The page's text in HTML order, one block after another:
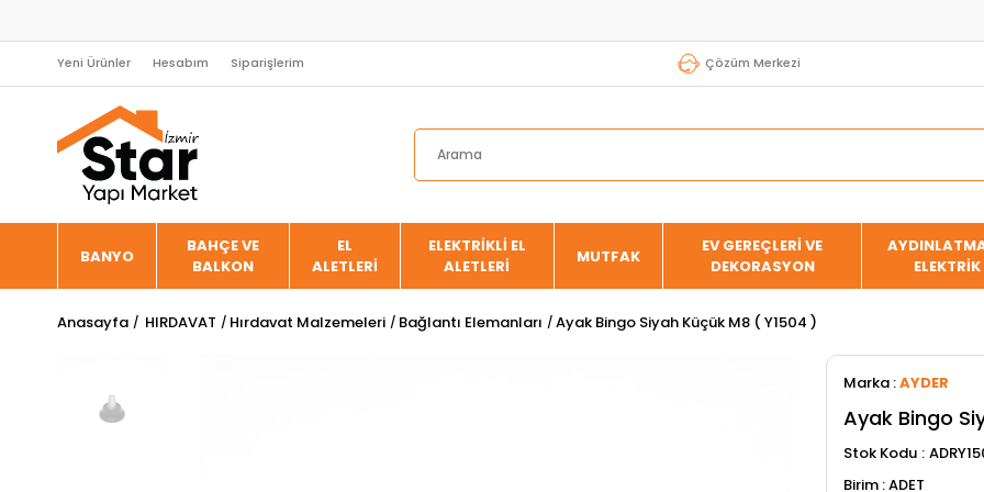
Yeni Ürünler Hesabım Siparişlerim Çözüm Merkezi
BANYO
BAHÇE VE
BALKON
EL
ALETLERİ
ELEKTRİKLİ EL
ALETLERİ
MUTFAK
EV GEREÇLERİ VE
DEKORASYON
ELEKTRİK
Anasayfa HIRDAVAT Hırdavat Malzemeleri Bağlantı Elemanları Ayak Bingo Siyah Küçük M8 ( Y1504 )
Marka :AYDER
Ayak Bingo
Stok Kodu
ADET